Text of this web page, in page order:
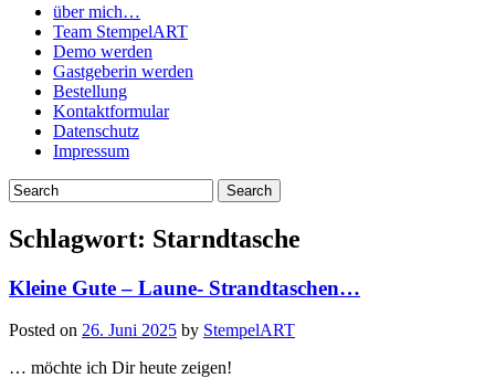
über mich…
Team StempelART
Demo werden
Gastgeberin werden
Bestellung
Kontaktformular
Datenschutz
Impressum
Schlagwort: Starndtasche
Kleine Gute – Laune- Strandtaschen…
Posted on 26. Juni 2025 by StempelART
… möchte ich Dir heute zeigen!